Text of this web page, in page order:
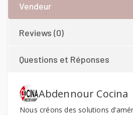
Vendeur
Reviews (0)
Questions et Réponses
Abdennour Cocina
Nous créons des solutions